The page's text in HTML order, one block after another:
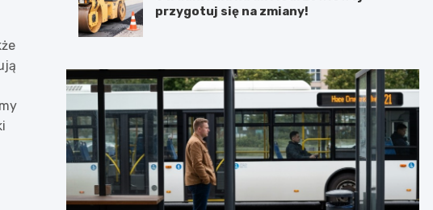
przygotuj się na zmiany!